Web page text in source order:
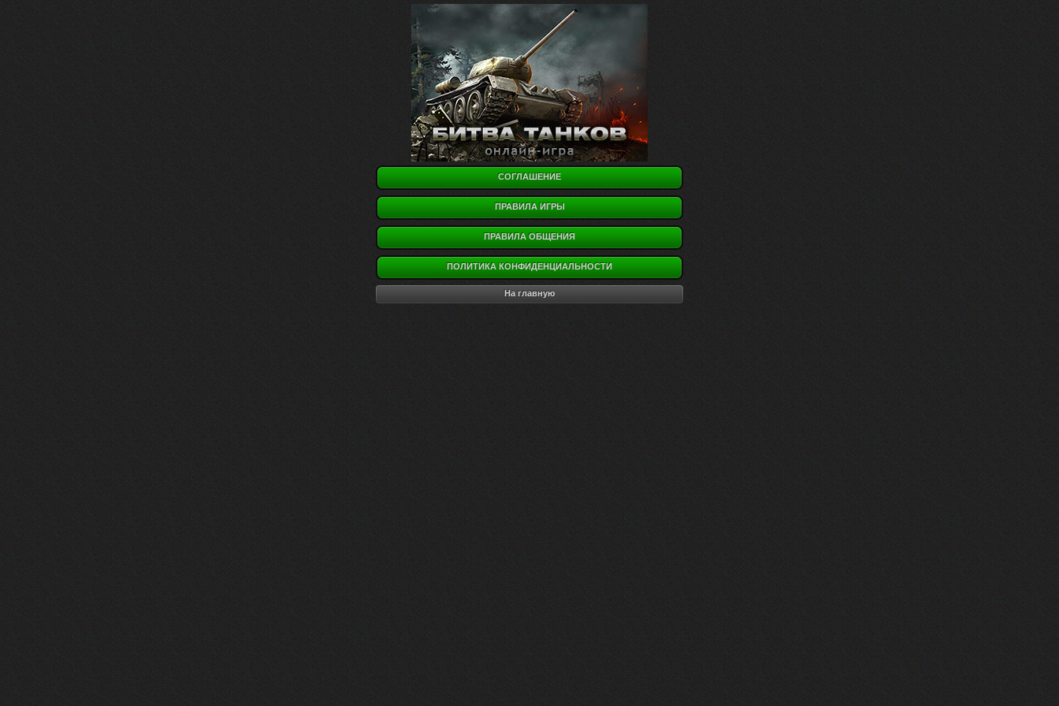
СОГЛАШЕНИЕ
ПРАВИЛА ИГРЫ
ПРАВИЛА ОБЩЕНИЯ
ПОЛИТИКА КОНФИДЕНЦИАЛЬНОСТИ
На главную